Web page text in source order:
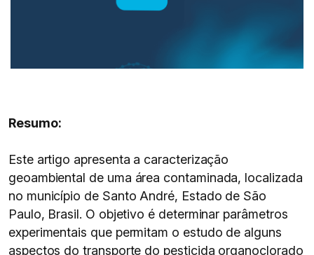
Resumo:
Este artigo apresenta a caracterização
geoambiental de uma área contaminada, localizada
no município de Santo André, Estado de São
Paulo, Brasil. O objetivo é determinar parâmetros
experimentais que permitam o estudo de alguns
aspectos do transporte do pesticida organoclorado